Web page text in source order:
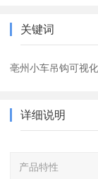
关键词
亳州小车吊钩可视
详细说明
产品特性